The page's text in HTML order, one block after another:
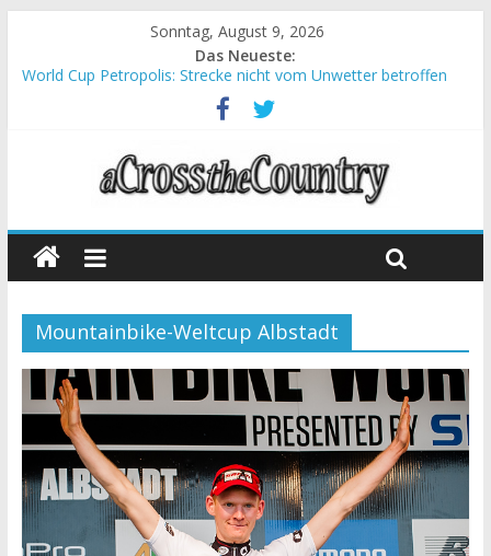
Sonntag, August 9, 2026
Das Neueste:
World Cup Petropolis: Strecke nicht vom Unwetter betroffen
Krumbach und Obergessertshausen: Mountainbike-Bundesliga
Supercup Massi Banyoles: Siege für Carod und Richards
Halbzeit beim Andalucia Bike Race: Weltmeister Seewald führt
Chelva: Schweizer Doppelsieg beim ersten XCO-Rennen der
Mountainbike-Weltcup Albstadt